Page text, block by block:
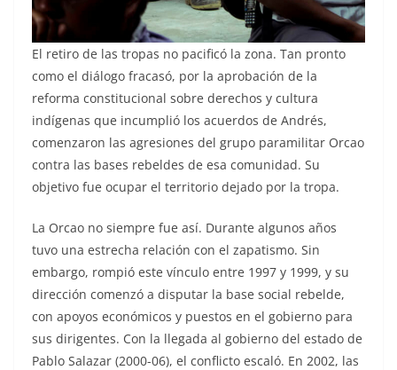
El retiro de las tropas no pacificó la zona. Tan pronto
como el diálogo fracasó, por la aprobación de la
reforma constitucional sobre derechos y cultura
indígenas que incumplió los acuerdos de Andrés,
comenzaron las agresiones del grupo paramilitar Orcao
contra las bases rebeldes de esa comunidad. Su
objetivo fue ocupar el territorio dejado por la tropa.
La Orcao no siempre fue así. Durante algunos años
tuvo una estrecha relación con el zapatismo. Sin
embargo, rompió este vínculo entre 1997 y 1999, y su
dirección comenzó a disputar la base social rebelde,
con apoyos económicos y puestos en el gobierno para
sus dirigentes. Con la llegada al gobierno del estado de
Pablo Salazar (2000-06), el conflicto escaló. En 2002, las